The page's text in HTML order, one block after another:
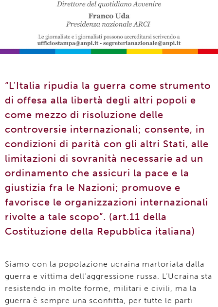
“L'Italia ripudia la guerra come strumento
di offesa alla libertà degli altri popoli e
come mezzo di risoluzione delle
controversie internazionali; consente, in
condizioni di parità con gli altri Stati, alle
limitazioni di sovranità necessarie ad un
ordinamento che assicuri la pace e la
giustizia fra le Nazioni; promuove e
favorisce le organizzazioni internazionali
rivolte a tale scopo”. (art.11 della
Costituzione della Repubblica italiana)
Siamo con la popolazione ucraina martoriata dalla
guerra e vittima dell’aggressione russa. L’Ucraina sta
resistendo in molte forme, militari e civili, ma la
guerra è sempre una sconfitta, per tutte le parti